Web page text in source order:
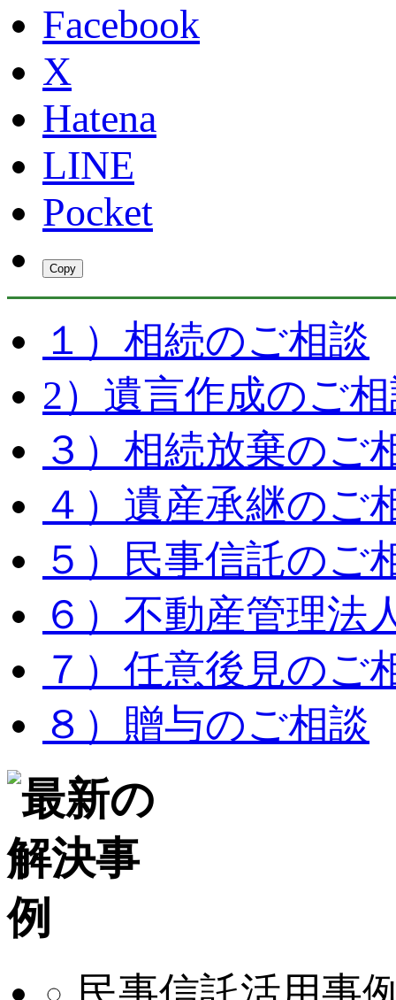
Facebook
X
Hatena
LINE
Pocket
Copy
１）相続のご相談
2）遺言作成のご
３）相続放棄のご
４）遺産承継のご
５）民事信託のご
６）不動産管理法
７）任意後見のご
８）贈与のご相談